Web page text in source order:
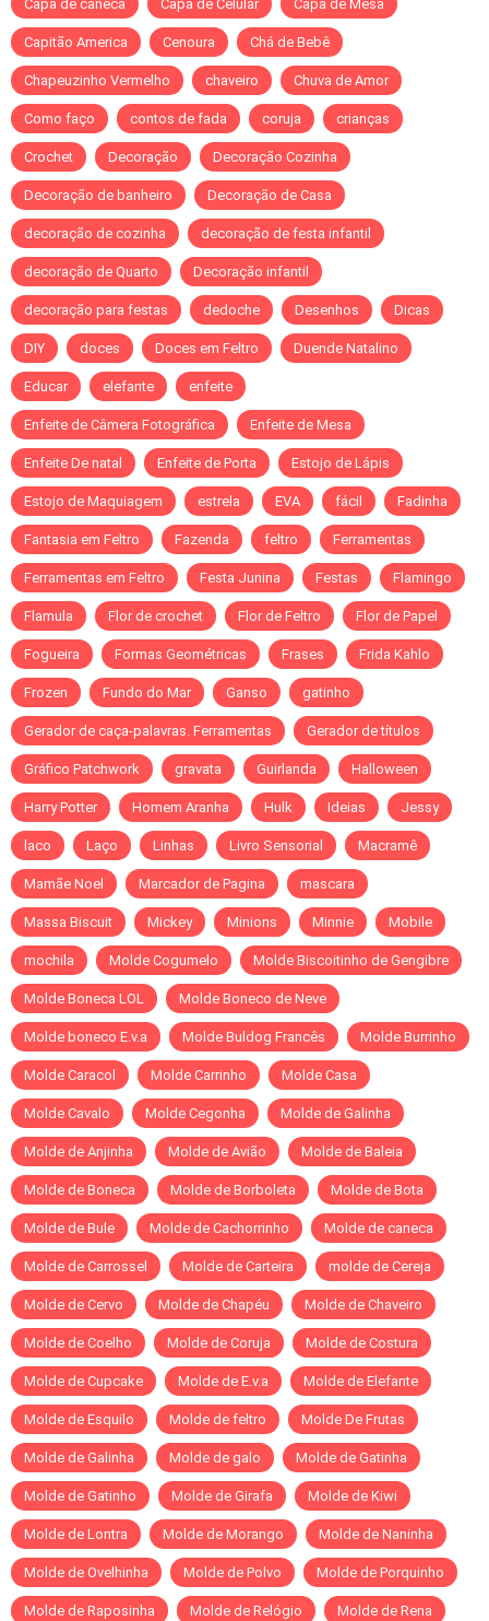
Capa de caneca Capa de Celular Capa de Mesa
Capitão America Cenoura Chá de Bebê
Chapeuzinho Vermelho chaveiro Chuva de Amor
Como faço contos de fada coruja crianças
Crochet Decoração Decoração Cozinha
Decoração de banheiro Decoração de Casa
decoração de cozinha decoração de festa infantil
decoração de Quarto Decoração infantil
decoração para festas dedoche Desenhos Dicas
DIY doces Doces em Feltro Duende Natalino
Educar elefante enfeite
Enfeite de Câmera Fotográfica Enfeite de Mesa
Enfeite De natal Enfeite de Porta Estojo de Lápis
Estojo de Maquiagem estrela EVA fácil Fadinha
Fantasia em Feltro Fazenda feltro Ferramentas
Ferramentas em Feltro Festa Junina Festas Flamingo
Flamula Flor de crochet Flor de Feltro Flor de Papel
Fogueira Formas Geométricas Frases Frida Kahlo
Frozen Fundo do Mar Ganso gatinho
Gerador de caça-palavras. Ferramentas Gerador de títulos
Gráfico Patchwork gravata Guirlanda Halloween
Harry Potter Homem Aranha Hulk Ideias Jessy
laco Laço Linhas Livro Sensorial Macramê
Mamãe Noel Marcador de Pagina mascara
Massa Biscuit Mickey Minions Minnie Mobile
mochila Molde Cogumelo Molde Biscoitinho de Gengibre
Molde Boneca LOL Molde Boneco de Neve
Molde boneco E.v.a Molde Buldog Francês Molde Burrinho
Molde Caracol Molde Carrinho Molde Casa
Molde Cavalo Molde Cegonha Molde de Galinha
Molde de Anjinha Molde de Avião Molde de Baleia
Molde de Boneca Molde de Borboleta Molde de Bota
Molde de Bule Molde de Cachorrinho Molde de caneca
Molde de Carrossel Molde de Carteira molde de Cereja
Molde de Cervo Molde de Chapéu Molde de Chaveiro
Molde de Coelho Molde de Coruja Molde de Costura
Molde de Cupcake Molde de E.v.a Molde de Elefante
Molde de Esquilo Molde de feltro Molde De Frutas
Molde de Galinha Molde de galo Molde de Gatinha
Molde de Gatinho Molde de Girafa Molde de Kiwi
Molde de Lontra Molde de Morango Molde de Naninha
Molde de Ovelhinha Molde de Polvo Molde de Porquinho
Molde de Raposinha Molde de Relógio Molde de Rena